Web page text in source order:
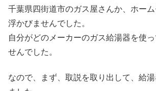
千葉県四街道市のガス屋さんか、ホー
浮かびませんでした。
自分がどのメーカーのガス給湯器を使
せんでした。
なので、まず、取説を取り出して、給